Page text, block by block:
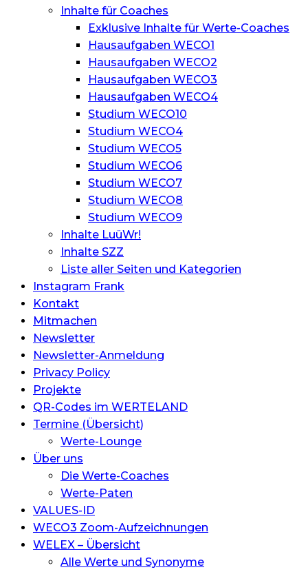
Inhalte für Coaches
Exklusive Inhalte für Werte-Coaches
Hausaufgaben WECO1
Hausaufgaben WECO2
Hausaufgaben WECO3
Hausaufgaben WECO4
Studium WECO10
Studium WECO4
Studium WECO5
Studium WECO6
Studium WECO7
Studium WECO8
Studium WECO9
Inhalte LuüWr!
Inhalte SZZ
Liste aller Seiten und Kategorien
Instagram Frank
Kontakt
Mitmachen
Newsletter
Newsletter-Anmeldung
Privacy Policy
Projekte
QR-Codes im WERTELAND
Termine (Übersicht)
Werte-Lounge
Über uns
Die Werte-Coaches
Werte-Paten
VALUES-ID
WECO3 Zoom-Aufzeichnungen
WELEX – Übersicht
Alle Werte und Synonyme